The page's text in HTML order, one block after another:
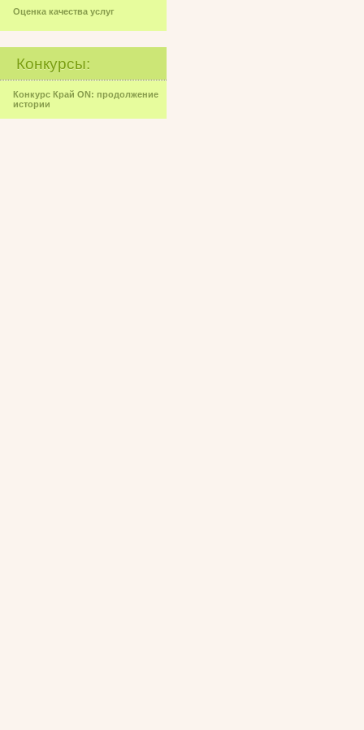
Оценка качества услуг
Конкурсы:
Конкурс Край ON: продолжение
истории